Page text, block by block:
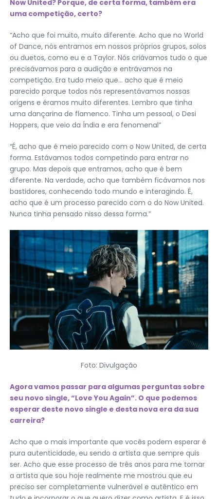
Now United? Porque, de certa forma, também era
uma competição, certo?
“Acho que foi muito, muito diferente. Acho que no World
of Dance, nós entramos em nossos próprios grupos, solos
ou duetos, como eu e a Taylor. Nós criávamos tudo o que
precisávamos para a audição e entrávamos na
competição. Era tudo meio que… acho que é meio
parecido porque todos nós representávamos nossas
origens e éramos muito diferentes. Lembro que tinha
uma dançarina de flamenco. Tinha um pessoal, o Desi
Hoppers, que veio da Índia e era fenomenal”
“É, acho que é meio parecido com o Now United, de certa
forma. Estávamos todos competindo para entrar no
grupo. Mas depois que entramos, acho que é bem
diferente. Na verdade, acho que também ficávamos nos
bastidores, conhecendo todo mundo e interagindo. É,
acho que é um processo parecido com o do Now United.
Nunca tinha pensado nisso dessa forma.”
Foto: Divulgação
Agora vamos passar para algumas perguntas sobre
seu novo single, “Love You Again”. O que podemos
esperar deste novo single e desta nova era da sua
carreira?
Acho que o mais importante que vocês podem esperar é
pura autenticidade, eu sendo a artista que sempre quis
ser. Acho que esse processo de três anos para me tornar
a artista que sou hoje realmente me mostrou que eu
preciso ser completamente vulnerável e autêntico em